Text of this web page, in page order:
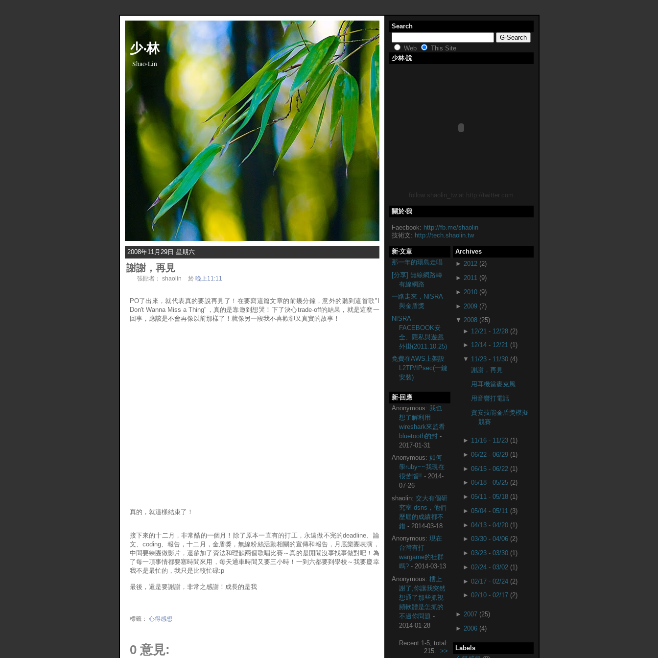
少‧林
Shao‧Lin
2008年11月29日 星期六
謝謝，再見
張貼者： shaolin 於 晚上11:11
PO了出來，就代表真的要說再見了！在要寫這篇文章的前幾分鐘，意外的聽到這首歌"I
Don't Wanna Miss a Thing"，真的是靠邀到想哭！下了決心trade-off的結果，就是這麼一
回事，應該是不會再像以前那樣了！就像另一段我不喜歡卻又真實的故事！
真的，就這樣結束了！
接下來的十二月，非常酷的一個月！除了原本一直有的打工，永遠做不完的deadline、論
文、coding、報告，十二月，金盾獎，無線粉絲活動相關的宣傳和報告，月底樂團表演，
中間要練團做影片，還參加了資法和理韻兩個歌唱比賽～真的是閒閒沒事找事做對吧！為
了每一項事情都要塞時間來用，每天通車時間又要三小時！一到六都要到學校～我要慶幸
我不是最忙的，我只是比較忙碌:p
最後，還是要謝謝，非常之感謝！成長的是我
標籤： 心得感想
0 意見:
Search
Web
This Site
少林‧說
follow shaolin_tw at http://twitter.com
關於‧我
Faecbook: http://fb.me/shaolin
技術文: http://tech.shaolin.tw
Archives
► 2012 (2)
► 2011 (9)
► 2010 (9)
► 2009 (7)
▼ 2008 (25)
► 12/21 - 12/28 (2)
► 12/14 - 12/21 (1)
▼ 11/23 - 11/30 (4)
謝謝，再見
用耳機當麥克風
用音響打電話
資安技能金盾獎模擬
競賽
► 11/16 - 11/23 (1)
►06/22 - 06/29 (1)
►06/15 - 06/22 (1)
►05/18 - 05/25 (2)
►05/11 - 05/18 (1)
►05/04 - 05/11 (3)
►04/13 - 04/20 (1)
►03/30 - 04/06 (2)
►03/23 - 03/30 (1)
►02/24 - 03/02 (1)
►02/17 - 02/24 (2)
►02/10 - 02/17 (2)
► 2007 (25)
► 2006 (4)
Labels
新‧文章
那一年的環島走唱
[分享] 無線網路轉
有線網路
一路走來，NISRA
與金盾獎
NISRA -
FACEBOOK安
全、隱私與遊戲
外掛(2011.10.25)
免費在AWS上架設
L2TP/IPsec(一鍵
安裝)
新‧回應
Anonymous: 我也
想了解利用
wireshark來監看
bluetooth的封-
2017-01-31
Anonymous: 如何
學ruby~~我現在
很苦惱!! - 2014-
07-26
shaolin: 交大有個研
究室 dsns，他們
歷屆的成績都不
錯- 2014-03-18
Anonymous: 現在
台灣有打
wargame的社群
嗎?- 2014-03-13
Anonymous: 樓上
謝了,你讓我突然
想通了那些抓視
頻軟體是怎抓的
不過你問題 -
2014-01-28
Recent 1-5, total:
215. >>